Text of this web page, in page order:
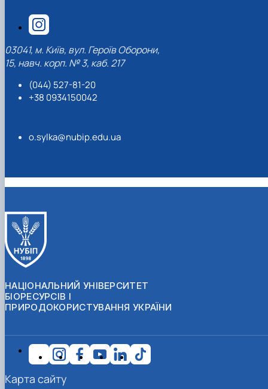
03041, м. Київ, вул. Героїв Оборони,
15, навч. корп. № 3, каб. 217
(044) 527-81-20
+38 0934150042
o.sylka@nubip.edu.ua
НАЦІОНАЛЬНИЙ УНІВЕРСИТЕТ
БІОРЕСУРСІВ І
ПРИРОДОКОРИСТУВАННЯ УКРАЇНИ
Карта сайту